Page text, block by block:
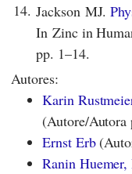
14. Jackson MJ.
In Zinc in
pp. 1–14.
Autores:
Karin
(Autore/Autora
Ernst Erb
Ranin